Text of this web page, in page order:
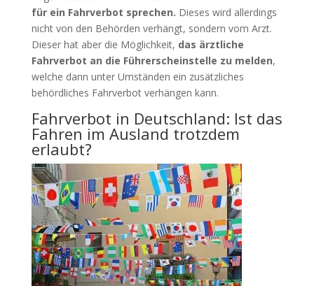
für ein Fahrverbot sprechen. Dieses wird allerdings
nicht von den Behörden verhängt, sondern vom Arzt.
Dieser hat aber die Möglichkeit, das ärztliche
Fahrverbot an die Führerscheinstelle zu melden,
welche dann unter Umständen ein zusätzliches
behördliches Fahrverbot verhängen kann.
Fahrverbot in Deutschland: Ist das
Fahren im Ausland trotzdem
erlaubt?